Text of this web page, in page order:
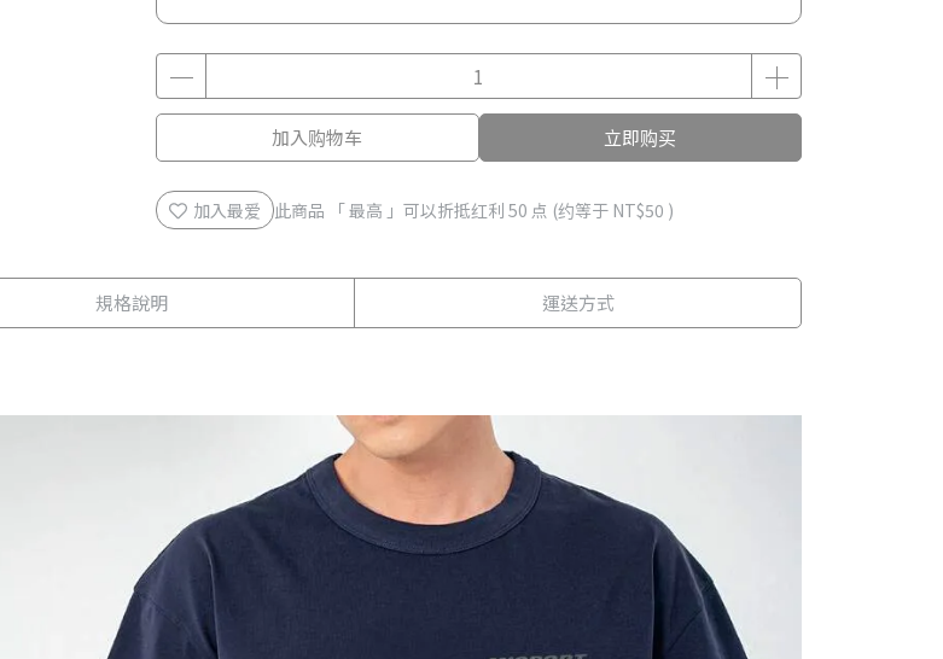
加入购物车 立即购买
加入最爱 此商品 「 最高 」可以折抵红利 50 点 (约等于 NT$50 )
規格說明 運送方式